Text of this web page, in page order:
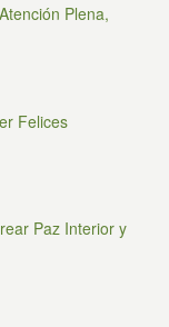
Plena,
Felices
Paz Interior y